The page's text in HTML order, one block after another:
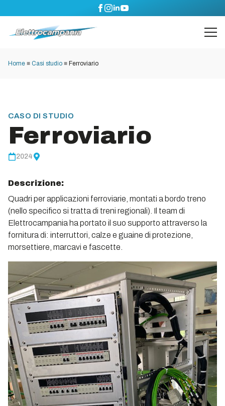
Home ■ Casi studio ■ Ferroviario
CASO DI STUDIO
Ferroviario
2024
Descrizione:
Quadri per applicazioni ferroviarie, montati a bordo treno
(nello specifico si tratta di treni regionali). Il team di
Elettrocampania ha portato il suo supporto attraverso la
fornitura di: interruttori, calze e guaine di protezione,
morsettiere, marcavi e fascette.